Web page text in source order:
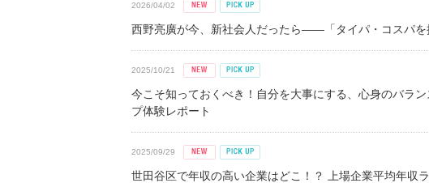
2026/04/02
西野亮廣が今、新社会人だったら――「タイパ・コスパを
2025/10/21
今こそ知っておくべき！自分を大事にする、心身のバラ
プ体験レポート
2025/09/29
世田谷区で年収の高い企業はどこ！？ 上場企業平均年収